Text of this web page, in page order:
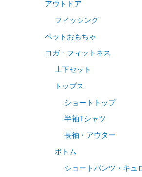
アウトドア
フィッシング
ペットおもちゃ
ヨガ・フィットネス
上下セット
トップス
ショートトップ
半袖Tシャツ
長袖・アウター
ボトム
ショートパンツ・キュ